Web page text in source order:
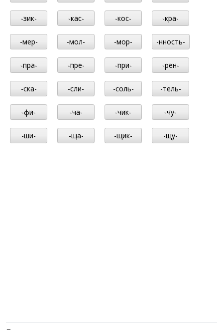
-зик- -кас- -кос- -кра-
-мер- -мол- -мор- -нность-
-пра- -пре- -при- -рен-
-ска- -сли- -соль- -тель-
-фи- -ча- -чик- -чу-
-ши- -ща- -щик- -щу-